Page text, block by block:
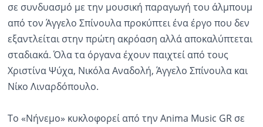
σε συνδυασμό με την μουσική παραγωγή του άλμπουμ
από τον Άγγελο Σπίνουλα προκύπτει ένα έργο που δεν
εξαντλείται στην πρώτη ακρόαση αλλά αποκαλύπτεται
σταδιακά. Όλα τα όργανα έχουν παιχτεί από τους
Χριστίνα Ψύχα, Νικόλα Αναδολή, Άγγελο Σπίνουλα και
Νίκο Λιναρδόπουλο.
Το «Νήνεμο» κυκλοφορεί από την Anima Music GR σε